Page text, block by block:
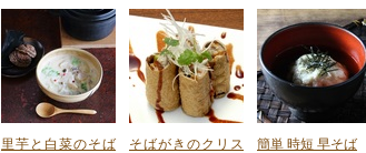
里芋と白菜のそば
そばがきのクリス
簡単 時短 早そば